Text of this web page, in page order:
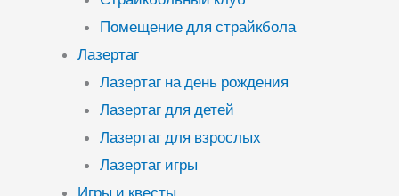
Помещение для страйкбола
Лазертаг
Лазертаг на день рождения
Лазертаг для детей
Лазертаг для взрослых
Лазертаг игры
Игры и квесты